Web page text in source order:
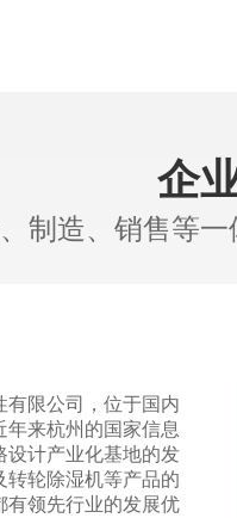
企
制造、销售等
有限公司，位于国内
来杭州的国家信息
设计产业化基地的发
转轮除湿机等产品的
有领先行业的发展优